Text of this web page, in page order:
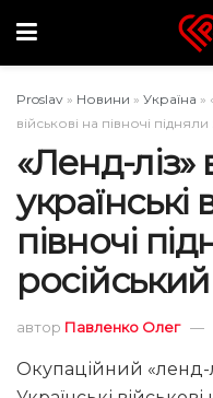
Proslav » Новини » Україна »
військові на півночі
«Ленд-ліз»
українські
півночі
автор Павленко Олег
Окупаційний «ленд-